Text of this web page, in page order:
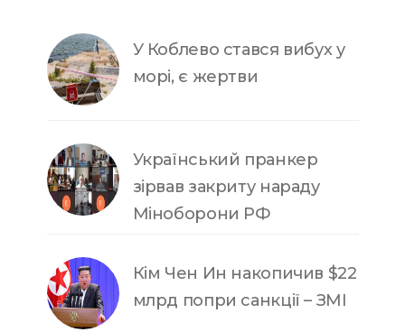
У Коблево стався вибух у
морі, є жертви
Український пранкер
зірвав закриту нараду
Міноборони РФ
Кім Чен Ин накопичив $22
млрд попри санкції – ЗМІ